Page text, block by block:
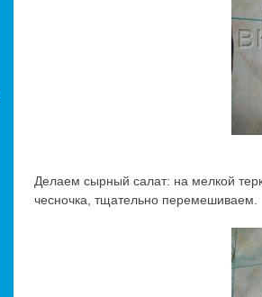
Делаем сырный салат: на мелкой
чесночка, тщательно перемешиваем.